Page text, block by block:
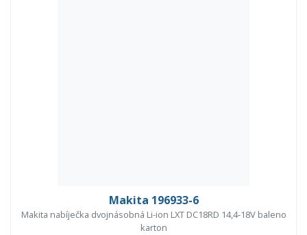
Makita 196933-6
Makita nabíječka dvojnásobná Li-ion LXT DC18RD 14,4-18V baleno
karton